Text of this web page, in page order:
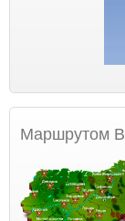
Маршрутом